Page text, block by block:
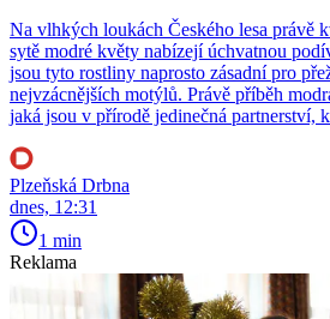
Na vlhkých loukách Českého lesa právě
sytě modré květy nabízejí úchvatnou
jsou tyto rostliny naprosto zásadní pro
nejvzácnějších motýlů. Právě příběh
jaká jsou v přírodě jedinečná partnerství,
Plzeňská Drbna
dnes, 12:31
1 min
Reklama